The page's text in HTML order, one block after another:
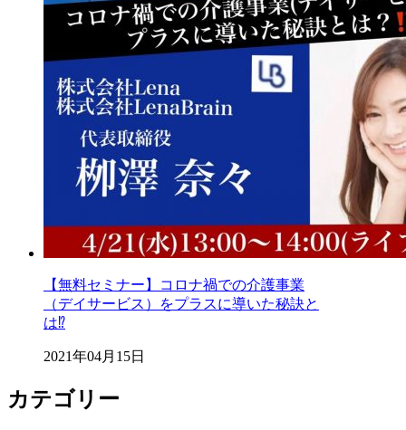
【無料セミナー】コロナ禍での介護事業
（デイサービス）をプラスに導いた秘訣と
は⁉️
2021年04月15日
カテゴリー